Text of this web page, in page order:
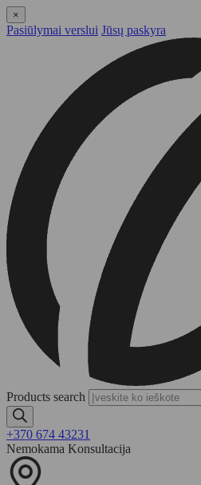
×
Pasiūlymai verslui Jūsų paskyra
Products search
+370 674 43231
Nemokama Konsultacija